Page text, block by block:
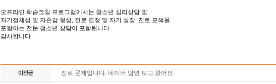
오프라인 학습코칭 프로그램에서는 청소년 심리상담 및
자기정체성 및 자존감 형성, 진로 결정 및 자기 성장, 진로 모색을
포함하는 전문 청소년 상담이 포함됩니다.
감사합니다.
진로 문제입니다. 네이버 답변 보고 왔어요.